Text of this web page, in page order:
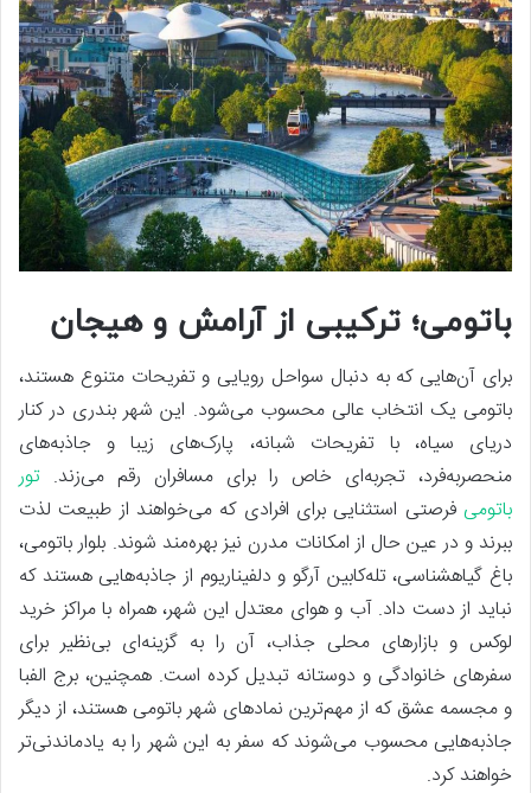
باتومی؛ ترکیبی از آرامش و هیجان
برای آن‌هایی که به دنبال سواحل رویایی و تفریحات متنوع هستند،
باتومی یک انتخاب عالی محسوب می‌شود. این شهر بندری در کنار
دریای سیاه، با تفریحات شبانه، پارک‌های زیبا و جاذبه‌های
منحصر‌به‌فرد، تجربه‌ای خاص را برای مسافران رقم می‌زند. تور
باتومی فرصتی استثنایی برای افرادی که می‌خواهند از طبیعت لذت
ببرند و در عین حال از امکانات مدرن نیز بهره‌مند شوند. بلوار باتومی،
باغ گیاهشناسی، تله‌کابین آرگو و دلفیناریوم از جاذبه‌هایی هستند که
نباید از دست داد. آب و هوای معتدل این شهر، همراه با مراکز خرید
لوکس و بازارهای محلی جذاب، آن را به گزینه‌ای بی‌نظیر برای
سفرهای خانوادگی و دوستانه تبدیل کرده است. همچنین، برج الفبا
و مجسمه عشق که از مهم‌ترین نمادهای شهر باتومی هستند، از دیگر
جاذبه‌هایی محسوب می‌شوند که سفر به این شهر را به یادماندنی‌تر
خواهند کرد.